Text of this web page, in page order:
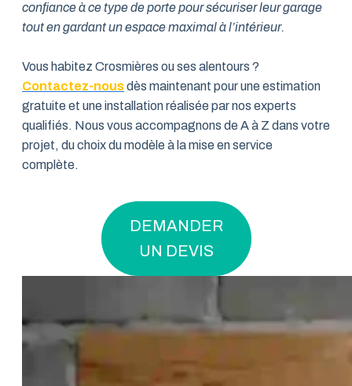
confiance à ce type de porte pour sécuriser leur garage
tout en gardant un espace maximal à l’intérieur.
Vous habitez Crosmières ou ses alentours ?
Contactez-nousdès maintenant pour une estimation
gratuite et une installation réalisée par nos experts
qualifiés. Nous vous accompagnons de A à Z dans votre
projet, du choix du modèle à la mise en service
complète.
DEMANDER
UN DEVIS